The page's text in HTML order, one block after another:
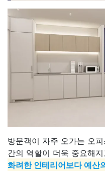
방문객이 자주 오가는 오
간의 역할이 더욱 중요해
화려한 인테리어보다 예산